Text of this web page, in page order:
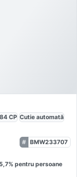
CP Cutie automată
BMW233707
5,7% pentru persoane